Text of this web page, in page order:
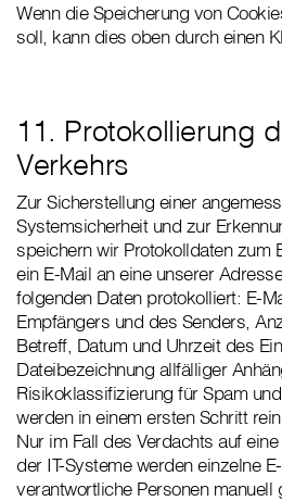
Wenn die Speicherung von
soll, kann dies oben durch einen
11. Protokollierung
Verkehrs
Zur Sicherstellung einer
Systemsicherheit und zur
speichern wir Protokolldaten zum
ein E-Mail an eine unserer
folgenden Daten protokolliert: E-
Empfängers und des Senders,
Betreff, Datum und Uhrzeit des
Dateibezeichnung allfälliger
Risikoklassifizierung für Spam
werden in einem ersten Schritt
Nur im Fall des Verdachts auf
der IT-Systeme werden einzelne
verantwortliche Personen manuell